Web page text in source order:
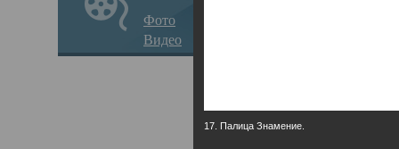
Фото
Видео
17. Палица Знамение.